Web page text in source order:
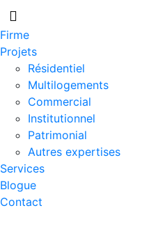
Firme
Projets
Résidentiel
Multilogements
Commercial
Institutionnel
Patrimonial
Autres expertises
Services
Blogue
Contact